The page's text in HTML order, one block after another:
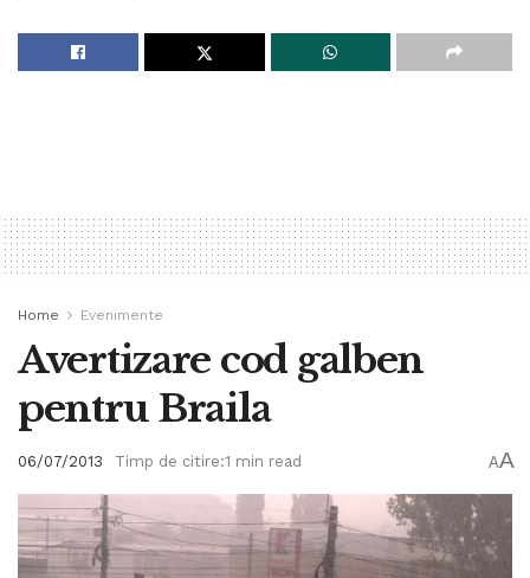
Home Evenimente
Avertizare cod galben
pentru Braila
06/07/2013 Timp de citire:1 min read AA